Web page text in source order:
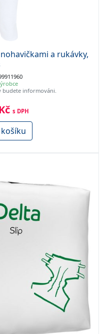
a rukávky,
informováni.
s DPH